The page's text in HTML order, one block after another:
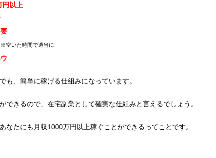
円以上
※空いた時間で適当に
も、簡単に稼げる仕組みになっています。
できるので、在宅副業として確実な仕組みと言えるでしょう。
なたにも月収1000万円以上稼ぐことができるってことです。